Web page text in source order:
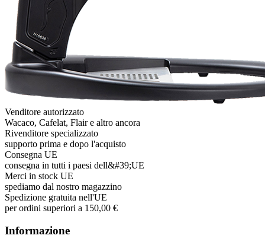
Venditore autorizzato
Wacaco, Cafelat, Flair e altro ancora
Rivenditore specializzato
supporto prima e dopo l'acquisto
Consegna UE
consegna in tutti i paesi dell&#39;UE
Merci in stock UE
spediamo dal nostro magazzino
Spedizione gratuita nell'UE
per ordini superiori a 150,00 €
Informazione